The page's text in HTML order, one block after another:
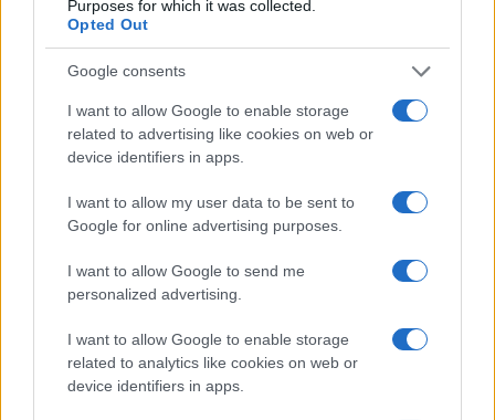
Purposes for which it was collected.
Opted Out
Google consents
I want to allow Google to enable storage
related to advertising like cookies on web or
device identifiers in apps.
I want to allow my user data to be sent to
Google for online advertising purposes.
I want to allow Google to send me
personalized advertising.
I want to allow Google to enable storage
related to analytics like cookies on web or
device identifiers in apps.
"Sono coraggioso ma non privo di coscienza: tornerò quando
sarò al 100%".
Redazione Sport Magazine · 5 Dic 2020
Marc Marquez operato alla spalla: 11 ore